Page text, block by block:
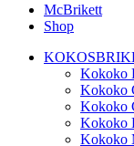
McBrikett
Shop
Kokoko
Kokoko
Kokoko
Kokoko
Kokoko